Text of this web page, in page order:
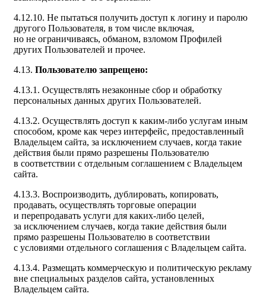
4.12.10. Не пытаться получить доступ к логину и паролю
другого Пользователя, в том числе включая,
но не ограничиваясь, обманом, взломом Профилей
других Пользователей и прочее.
4.13. Пользователю запрещено:
4.13.1. Осуществлять незаконные сбор и обработку
персональных данных других Пользователей.
4.13.2. Осуществлять доступ к каким-либо услугам иным
способом, кроме как через интерфейс, предоставленный
Владельцем сайта, за исключением случаев, когда такие
действия были прямо разрешены Пользователю
в соответствии с отдельным соглашением с Владельцем
сайта.
4.13.3. Воспроизводить, дублировать, копировать,
продавать, осуществлять торговые операции
и перепродавать услуги для каких-либо целей,
за исключением случаев, когда такие действия были
прямо разрешены Пользователю в соответствии
с условиями отдельного соглашения с Владельцем сайта.
4.13.4. Размещать коммерческую и политическую рекламу
вне специальных разделов сайта, установленных
Владельцем сайта.